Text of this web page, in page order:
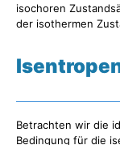
isochoren
der isothermen
Betrachten wir die
Bedingung für die